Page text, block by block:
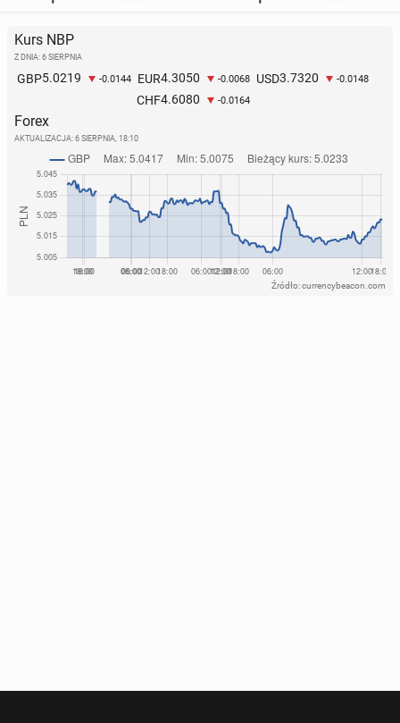
Kurs NBP
Z DNIA: 6 SIERPNIA
GBP5.0219 -0.0144 EUR4.3050 -0.0068 USD3.7320 -0.0148
CHF4.6080 -0.0164
Forex
AKTUALIZACJA: 6 SIERPNIA, 18:10
Źródło: currencybeacon.com